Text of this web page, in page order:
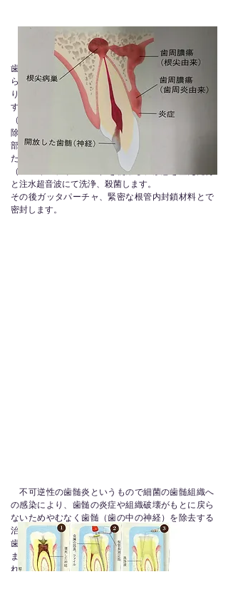
歯内治療（根管治療）について
歯内治療とは、虫歯が大きくなりすぎて痛みが治ま
らないなど、歯髄（神経）が保存不可能な状態にな
り歯髄を除去しなくてはならない場合に行う治療で
す。麻酔をし、痛みを感じないようにしてから歯髄
（神経組織）を除去します。歯髄は歯の根の先まで
除去します。その後数回かけて歯髄があった歯の内
部空間をきれいにし、歯質に浸透した菌を取り除く
ため、バイオフィルムを除去するために専用の道具
（ファイル、リーマー）を使用し、形態を整えたあ
と注水超音波にて洗浄、殺菌します。
その後ガッタパーチャ、緊密な根管内封鎖材料とで
密封します。
不可逆性の歯髄炎というもので細菌の歯髄組織へ
の感染により、歯髄の炎症や組織破壊がもとに戻ら
ないためやむなく歯髄（歯の中の神経）を除去する
治療です。
歯の神経を除去すると歯がもろくなるとよくいわれ
ますが、厳密に解説すると、歯の神経を除去しなけ
ればならない程の虫歯があるということは、虫歯で